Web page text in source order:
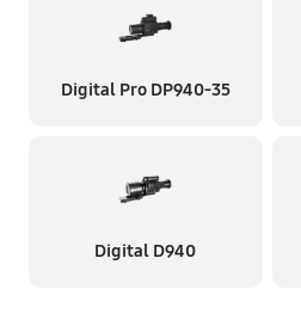
Digital Pro DP940-35
Digital D940